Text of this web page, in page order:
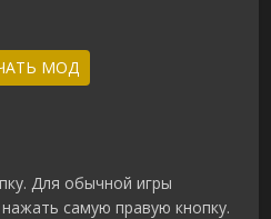
МОД
Для обычной игры
самую правую кнопку.